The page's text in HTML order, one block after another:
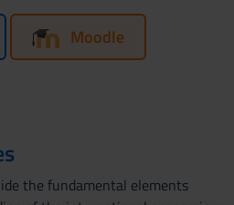
Moodle
the fundamental elements